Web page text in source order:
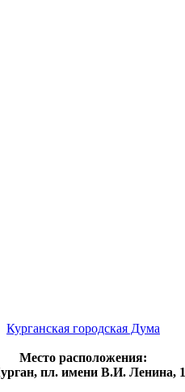
Курганская городская Дума
Место расположения:
пл. имени В.И. Ленина, 1